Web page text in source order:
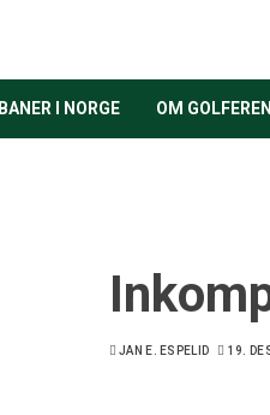
BANER I NORGE OM GOLFEREN
JAN E. ESPELID 19.